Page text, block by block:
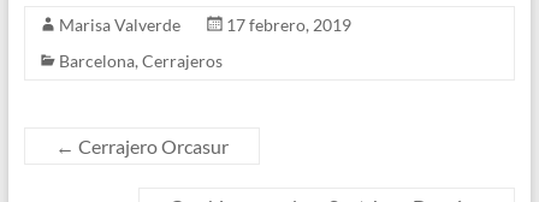
Marisa Valverde
17 febrero, 2019
Barcelona,Cerrajeros
← Cerrajero Orcasur